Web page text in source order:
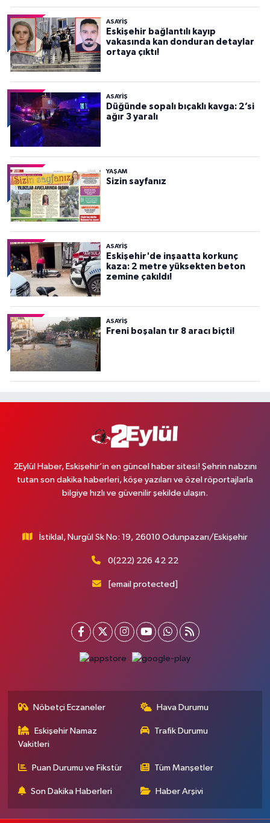
ASAYİŞ
Eskişehir bağlantılı kayıp
vakasında kan donduran detaylar
ortaya çıktı!
ASAYİŞ
Düğünde sopalı bıçaklı kavga: 2’si
ağır 3 yaralı
YAŞAM
Sizin sayfanız
ASAYİŞ
Eskişehir'de inşaatta korkunç
kaza: 2 metre yüksekten beton
zemine çakıldı!
ASAYİŞ
Freni boşalan tır 8 aracı biçti!
2Eylül Haber, Eskişehir’in en güncel haber sitesi! Şehrin nabzını
tutan son dakika haberleri, köşe yazıları ve özel röportajlarla
bilgiye hızlı ve güvenilir şekilde ulaşın.
İstiklal, Nurgül Sk No: 19, 26010 Odunpazarı/Eskişehir
0(222) 226 42 22
[email protected]
Nöbetçi Eczaneler Hava Durumu
Eskişehir Namaz
Vakitleri
Trafik Durumu
Puan Durumu ve Fikstür Tüm Manşetler
Son Dakika Haberleri Haber Arşivi